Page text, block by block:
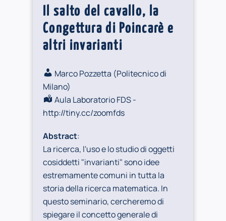
Il salto del cavallo, la
Congettura di Poincarè e
altri invarianti
Marco Pozzetta (Politecnico di
Milano)
Aula Laboratorio FDS -
http://tiny.cc/zoomfds
Abstract:
La ricerca, l'uso e lo studio di oggetti
cosiddetti "invarianti" sono idee
estremamente comuni in tutta la
storia della ricerca matematica. In
questo seminario, cercheremo di
spiegare il concetto generale di